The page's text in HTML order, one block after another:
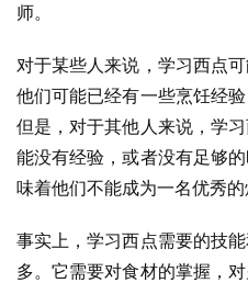
师。
对于某些人来说，学习西点
他们可能已经有一些烹饪经
但是，对于其他人来说，学
能没有经验，或者没有足够
味着他们不能成为一名优秀的
事实上，学习西点需要的技
多。它需要对食材的掌握，